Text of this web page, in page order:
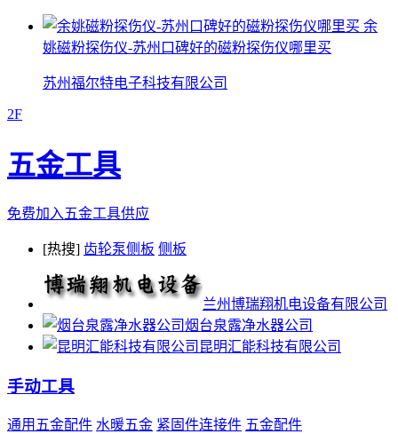
余
姚磁粉探伤仪-苏州口碑好的磁粉探伤仪哪里买
苏州福尔特电子科技有限公司
2F
五金工具
免费加入五金工具供应
[热搜] 齿轮泵侧板 侧板
兰州博瑞翔机电设备有限公司
烟台泉露净水器公司
昆明汇能科技有限公司
手动工具
通用五金配件 水暖五金 紧固件连接件 五金配件